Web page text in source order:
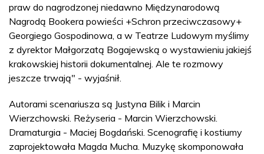
praw do nagrodzonej niedawno Międzynarodową
Nagrodą Bookera powieści +Schron przeciwczasowy+
Georgiego Gospodinowa, a w Teatrze Ludowym myślimy
z dyrektor Małgorzatą Bogajewską o wystawieniu jakiejś
krakowskiej historii dokumentalnej. Ale te rozmowy
jeszcze trwają" - wyjaśnił.
Autorami scenariusza są Justyna Bilik i Marcin
Wierzchowski. Reżyseria - Marcin Wierzchowski.
Dramaturgia - Maciej Bogdański. Scenografię i kostiumy
zaprojektowała Magda Mucha. Muzykę skomponowała